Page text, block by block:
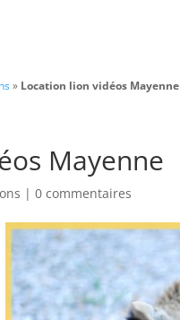
» Location lion vidéos Mayenne
Mayenne
|0 commentaires